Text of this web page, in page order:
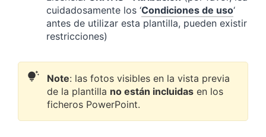
cuidadosamente los ‘Condiciones de uso‘
antes de utilizar esta plantilla, pueden existir
restricciones)
Note: las fotos visibles en la vista previa
de la plantilla no están incluidas en los
ficheros PowerPoint.